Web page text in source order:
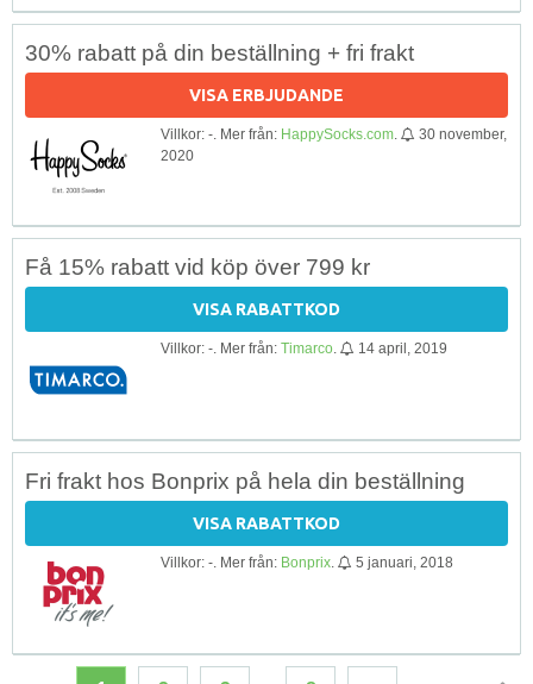
30% rabatt på din beställning + fri frakt
VISA ERBJUDANDE
Villkor: -. Mer från: HappySocks.com
30 november,
2020
Få 15% rabatt vid köp över 799 kr
VISA RABATTKOD
Villkor: -. Mer från: Timarco 14 april, 2019
Fri frakt hos Bonprix på hela din beställning
VISA RABATTKOD
Villkor: -. Mer från: Bonprix 5 januari, 2018